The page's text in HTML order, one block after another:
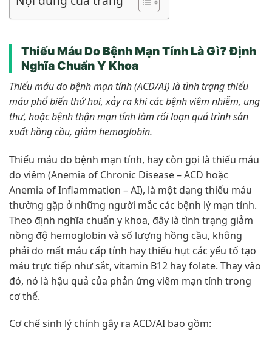
Thiếu Máu Do Bệnh Mạn Tính Là Gì? Định
Nghĩa Chuẩn Y Khoa
Thiếu máu do bệnh mạn tính (ACD/AI) là tình trạng thiếu
máu phổ biến thứ hai, xảy ra khi các bệnh viêm nhiễm, ung
thư, hoặc bệnh thận mạn tính làm rối loạn quá trình sản
xuất hồng cầu, giảm hemoglobin.
Thiếu máu do bệnh mạn tính, hay còn gọi là thiếu máu
do viêm (Anemia of Chronic Disease – ACD hoặc
Anemia of Inflammation – AI), là một dạng thiếu máu
thường gặp ở những người mắc các bệnh lý mạn tính.
Theo định nghĩa chuẩn y khoa, đây là tình trạng giảm
nồng độ hemoglobin và số lượng hồng cầu, không
phải do mất máu cấp tính hay thiếu hụt các yếu tố tạo
máu trực tiếp như sắt, vitamin B12 hay folate. Thay vào
đó, nó là hậu quả của phản ứng viêm mạn tính trong
cơ thể.
Cơ chế sinh lý chính gây ra ACD/AI bao gồm: